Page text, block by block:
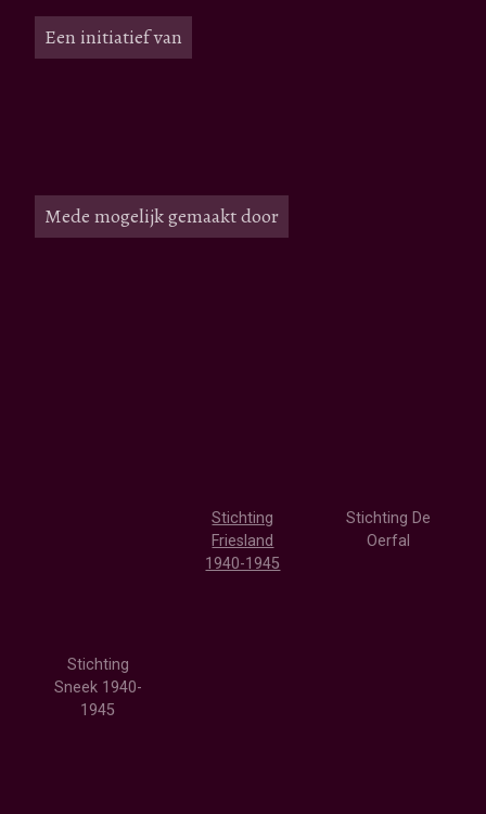
Een initiatief van
Mede mogelijk gemaakt door
Stichting
Friesland
1940-1945
Stichting De
Oerfal
Stichting
Sneek 1940-
1945